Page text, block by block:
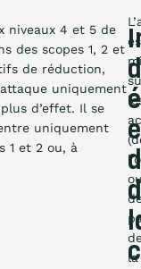
niveaux 4 et 5 de
des scopes 1, 2 et
de réduction,
uniquement
d’effet. Il se
uniquement
1 et 2 ou, à
la